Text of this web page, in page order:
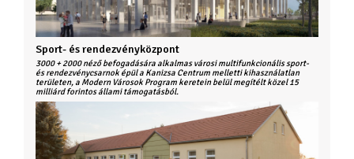
Sport- és rendezvényközpont
3000 + 2000 néző befogadására alkalmas városi multifunkcionális sport-
és rendezvénycsarnok épül a Kanizsa Centrum melletti kihasználatlan
területen, a Modern Városok Program keretein belül megítélt közel 15
milliárd forintos állami támogatásból.